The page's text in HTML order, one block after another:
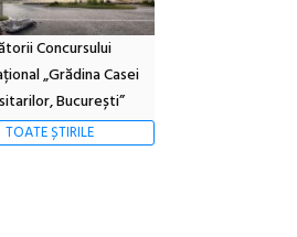
Concursului
„Grădina Casei
București”
TOATE ȘTIRILE